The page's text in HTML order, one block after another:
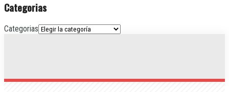
Categorias
Categorias